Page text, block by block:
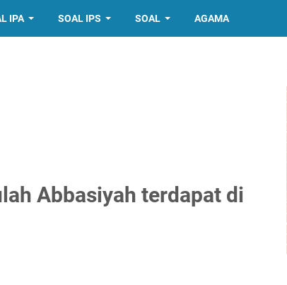
IPA SOAL IPS SOAL AGAMA
Abbasiyah terdapat di